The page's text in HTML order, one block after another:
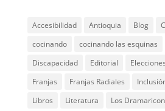
Accesibilidad Antioquia Blog
cocinando
cocinando las esquinas
Discapacidad
Editorial Elecciones
Franjas
Franjas Radiales
Libros
Literatura
Los